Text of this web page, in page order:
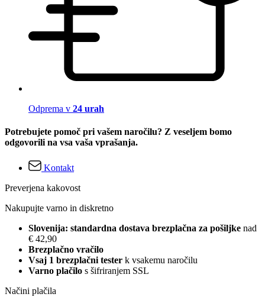
Odprema v 24 urah
Potrebujete pomoč pri vašem naročilu? Z veseljem bomo
odgovorili na vsa vaša vprašanja.
Kontakt
Preverjena kakovost
Nakupujte varno in diskretno
Slovenija: standardna dostava brezplačna za pošiljke nad
€ 42,90
Brezplačno vračilo
Vsaj 1 brezplačni tester k vsakemu naročilu
Varno plačilo s šifriranjem SSL
Načini plačila